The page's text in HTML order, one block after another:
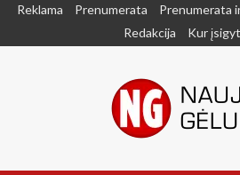
SkipReklama Prenumerata Prenumerata
Redakcija
Kur